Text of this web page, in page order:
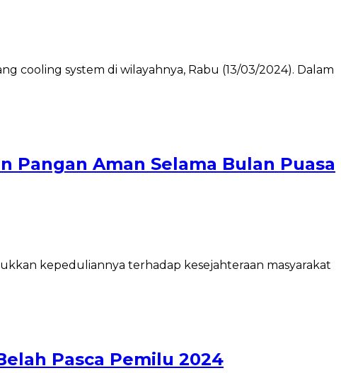
cooling system di wilayahnya, Rabu (13/03/2024). Dalam
Aman Selama Bulan Puasa
kepeduliannya terhadap kesejahteraan masyarakat
Pasca Pemilu 2024